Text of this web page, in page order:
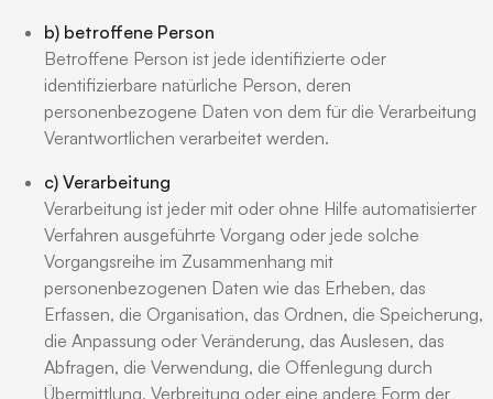
b) betroffene Person
Betroffene Person ist jede identifizierte oder
identifizierbare natürliche Person, deren
personenbezogene Daten von dem für die Verarbeitung
Verantwortlichen verarbeitet werden.
c) Verarbeitung
Verarbeitung ist jeder mit oder ohne Hilfe automatisierter
Verfahren ausgeführte Vorgang oder jede solche
Vorgangsreihe im Zusammenhang mit
personenbezogenen Daten wie das Erheben, das
Erfassen, die Organisation, das Ordnen, die Speicherung,
die Anpassung oder Veränderung, das Auslesen, das
Abfragen, die Verwendung, die Offenlegung durch
Übermittlung, Verbreitung oder eine andere Form der